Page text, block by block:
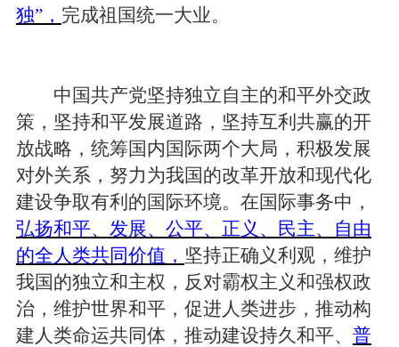
独”， 完成祖国统一大业。
中国共产党坚持独立自主的和平外交政
策，坚持和平发展道路，坚持互利共赢的开
放战略，统筹国内国际两个大局，积极发展
对外关系，努力为我国的改革开放和现代化
建设争取有利的国际环境。在国际事务中，
弘扬和平、发展、公平、正义、民主、自由
的全人类共同价值， 坚持正确义利观，维护
我国的独立和主权，反对霸权主义和强权政
治，维护世界和平，促进人类进步，推动构
建人类命运共同体，推动建设持久和平、 普